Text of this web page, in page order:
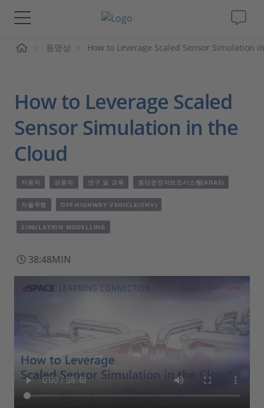
솔루션 및 제품
동영상
Magazine
회사
인재채용
동영상 How to Leverage Scaled Sensor Simulation
How to Leverage Scaled
Sensor Simulation in the
Cloud
자동차 상용차 연구 및 교육 첨단운전자보조시스템(ADAS)
자율주행 OFF-HIGHWAY VEHICLE(OHV)
SIMULATION MODELLING
38:48MIN